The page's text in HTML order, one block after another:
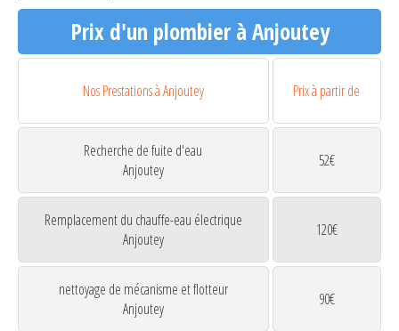
Prix d'un plombier à Anjoutey
Nos Prestations à Anjoutey Prix à partir de
Recherche de fuite d'eau
Anjoutey
52€
Remplacement du chauffe-eau électrique
Anjoutey
120€
nettoyage de mécanisme et flotteur
Anjoutey
90€